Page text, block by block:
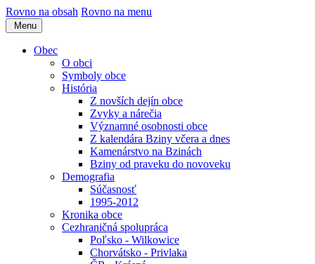
Rovno na obsah Rovno na menu
Menu
Obec
O obci
Symboly obce
História
Z novších dejín obce
Zvyky a nárečia
Významné osobnosti obce
Z kalendára Bziny včera a dnes
Kamenárstvo na Bzinách
Bziny od praveku do novoveku
Demografia
Súčasnosť
1995-2012
Kronika obce
Cezhraničná spolupráca
Poľsko - Wilkowice
Chorvátsko - Privlaka